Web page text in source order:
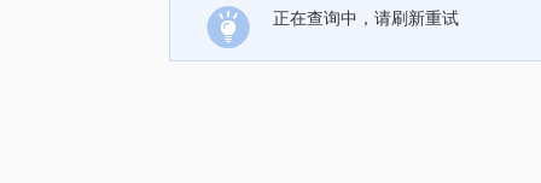
正在查询中，请刷新重试